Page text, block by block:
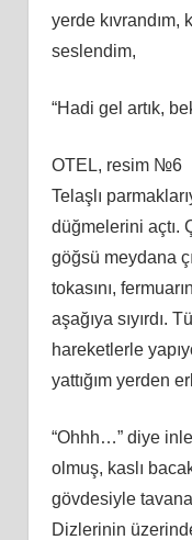
yerde kıvrandım,
seslendim,
“Hadi gel artık,
OTEL, resim №6
Telaşlı
düğmelerini açtı.
göğsü meydana
tokasını,
aşağıya sıyırdı.
hareketlerle
yattığım yerden
“Ohhh…” diye
olmuş, kaslı
gövdesiyle
Dizlerinin